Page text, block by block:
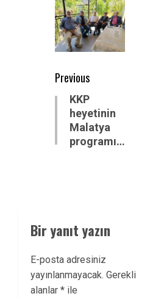
Post
navigation
Previous
Previous
post:
KKP
heyetinin
Malatya
programı…
Bir yanıt yazın
E-posta adresiniz
yayınlanmayacak. Gerekli
alanlar * ile